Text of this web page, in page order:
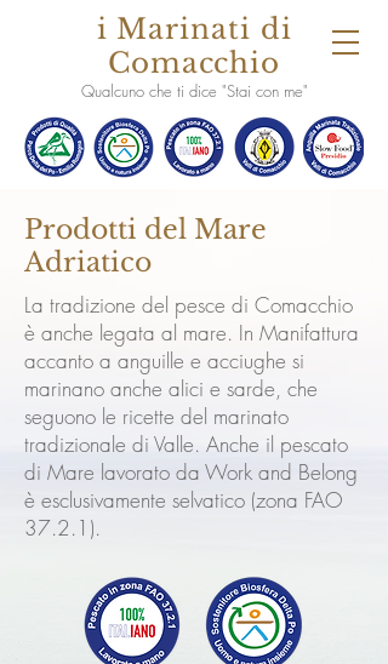
i Marinati di
Comacchio
Qualcuno che ti dice "Stai con me"
Prodotti del Mare
Adriatico
La tradizione del pesce di Comacchio
è anche legata al mare. In Manifattura
accanto a anguille e acciughe si
marinano anche alici e sarde, che
seguono le ricette del marinato
tradizionale di Valle. Anche il pescato
di Mare lavorato da Work and Belong
è esclusivamente selvatico (zona FAO
37.2.1).